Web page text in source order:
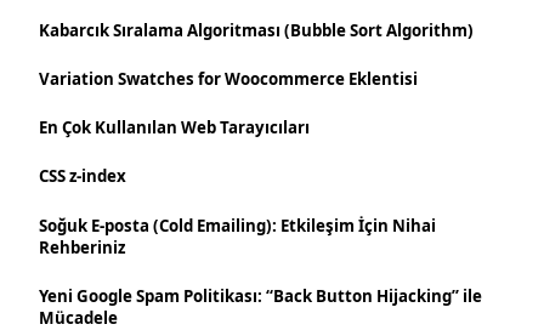
Kabarcık Sıralama Algoritması (Bubble Sort Algorithm)
Variation Swatches for Woocommerce Eklentisi
En Çok Kullanılan Web Tarayıcıları
CSS z-index
Soğuk E-posta (Cold Emailing): Etkileşim İçin Nihai
Rehberiniz
Yeni Google Spam Politikası: “Back Button Hijacking” ile
Mücadele